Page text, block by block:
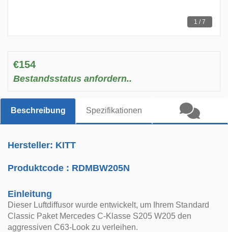
1 / 7
€154
Bestandsstatus anfordern..
Beschreibung Spezifikationen
Hersteller: KITT
Produktcode : RDMBW205N
Einleitung
Dieser Luftdiffusor wurde entwickelt, um Ihrem Standard
Classic Paket Mercedes C-Klasse S205 W205 den
aggressiven C63-Look zu verleihen.